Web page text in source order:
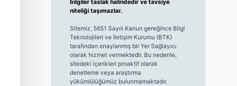
bilgiler taslak halindedir ve tavsiye
niteliği taşımazlar.
Sitemiz, 5651 Sayılı Kanun gereğince Bilgi
Teknolojileri ve İletişim Kurumu (BTK)
tarafından onaylanmış bir Yer Sağlayıcı
olarak hizmet vermektedir. Bu nedenle,
sitedeki içerikleri proaktif olarak
denetleme veya araştırma
yükümlülüğümüz bulunmamaktadır.